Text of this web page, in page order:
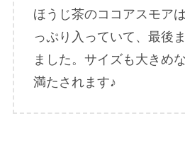
ほうじ茶のココアスモア
っぷり入っていて、最後
ました。サイズも大きめ
満たされます♪